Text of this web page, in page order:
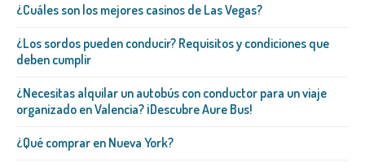
¿Cuáles son los mejores casinos de Las Vegas?
¿Los sordos pueden conducir? Requisitos y condiciones que
deben cumplir
¿Necesitas alquilar un autobús con conductor para un viaje
organizado en Valencia? ¡Descubre Aure Bus!
¿Qué comprar en Nueva York?